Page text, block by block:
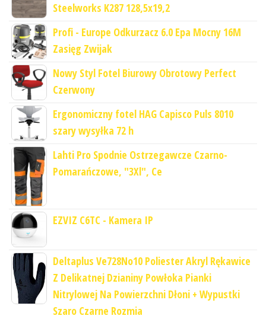
Steelworks K287 128,5x19,2
Profi - Europe Odkurzacz 6.0 Epa Mocny 16M
Zasięg Zwijak
Nowy Styl Fotel Biurowy Obrotowy Perfect
Czerwony
Ergonomiczny fotel HAG Capisco Puls 8010
szary wysyłka 72 h
Lahti Pro Spodnie Ostrzegawcze Czarno-
Pomarańczowe, "3Xl", Ce
EZVIZ C6TC - Kamera IP
Deltaplus Ve728No10 Poliester Akryl Rękawice
Z Delikatnej Dzianiny Powłoka Pianki
Nitrylowej Na Powierzchni Dłoni + Wypustki
Szaro Czarne Rozmia